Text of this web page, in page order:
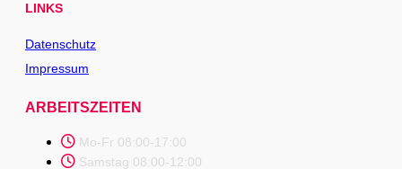
LINKS
Datenschutz
Impressum
ARBEITSZEITEN
Mo-Fr 08:00-17:00
Samstag 08:00-12:00